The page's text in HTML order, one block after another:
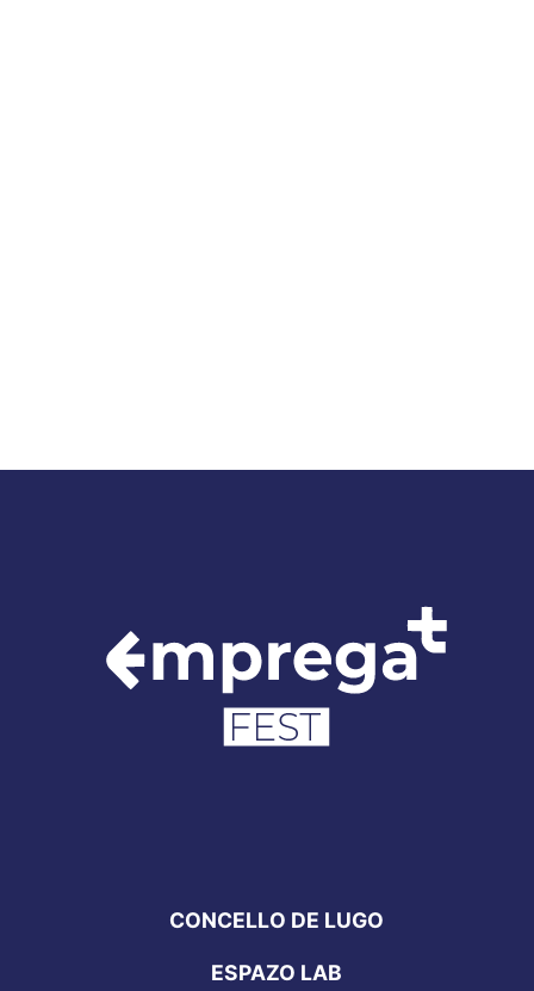
CONCELLO DE LUGO
ESPAZO LAB